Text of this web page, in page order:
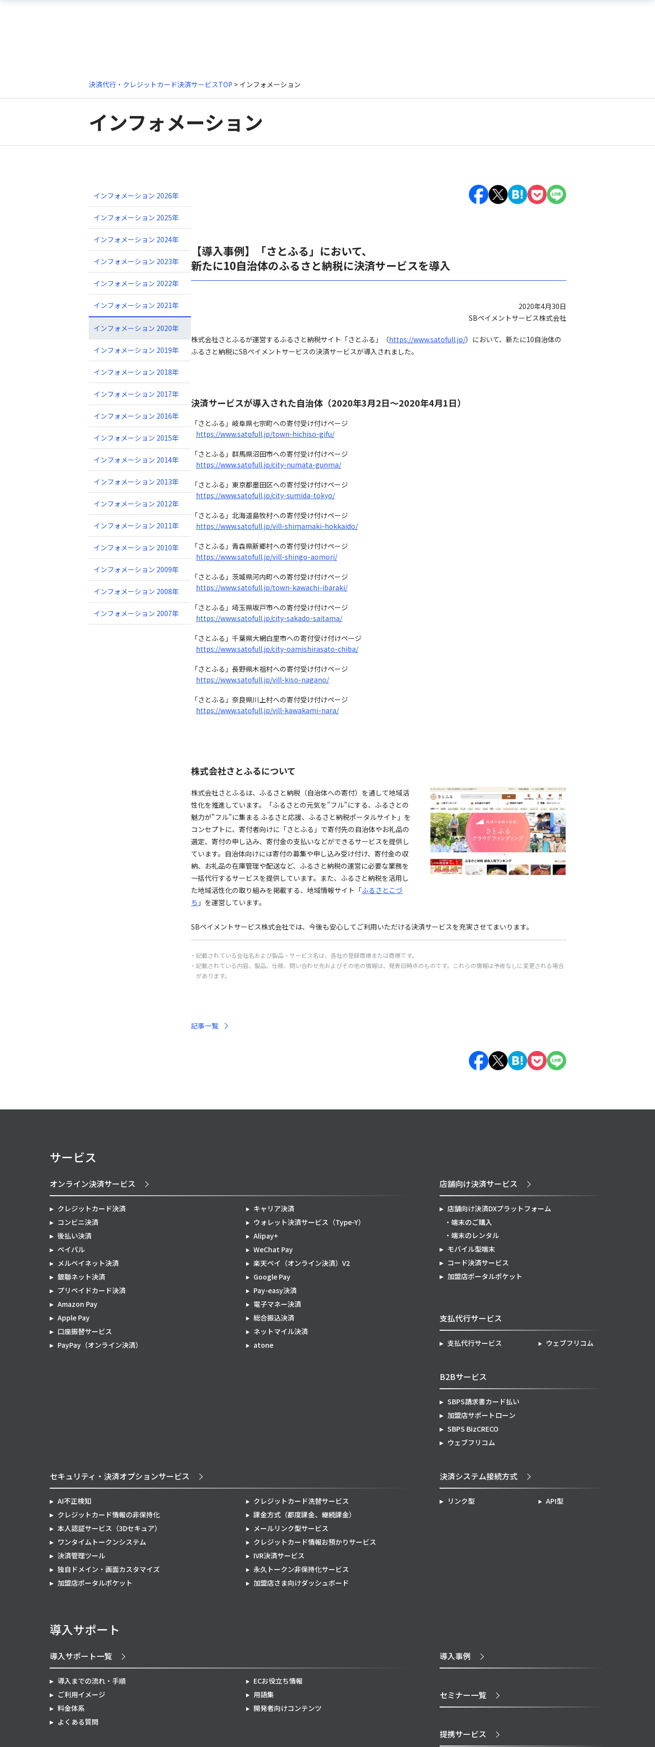
決済代行・クレジットカード決済サービスTOP > インフォメーション
インフォメーション
【導入事例】「さとふる」において、
新たに10自治体のふるさと納税に決済サービスを導入
2020年4月30日
SBペイメントサービス株式会社
株式会社さとふるが運営するふるさと納税サイト「さとふる」（https://www.satofull.jp/）において、新たに10自治体の
ふるさと納税にSBペイメントサービスの決済サービスが導入されました。
決済サービスが導入された自治体（2020年3月2日～2020年4月1日）
「さとふる」岐阜県七宗町への寄付受け付けページ
https://www.satofull.jp/town-hichiso-gifu/
「さとふる」群馬県沼田市への寄付受け付けページ
https://www.satofull.jp/city-numata-gunma/
「さとふる」東京都墨田区への寄付受け付けページ
https://www.satofull.jp/city-sumida-tokyo/
「さとふる」北海道島牧村への寄付受け付けページ
https://www.satofull.jp/vill-shimamaki-hokkaido/
「さとふる」青森県新郷村への寄付受け付けページ
https://www.satofull.jp/vill-shingo-aomori/
「さとふる」茨城県河内町への寄付受け付けページ
https://www.satofull.jp/town-kawachi-ibaraki/
「さとふる」埼玉県坂戸市への寄付受け付けページ
https://www.satofull.jp/city-sakado-saitama/
「さとふる」千葉県大網白里市への寄付受け付けページ
https://www.satofull.jp/city-oamishirasato-chiba/
「さとふる」長野県木祖村への寄付受け付けページ
https://www.satofull.jp/vill-kiso-nagano/
「さとふる」奈良県川上村への寄付受け付けページ
https://www.satofull.jp/vill-kawakami-nara/
株式会社さとふるについて
株式会社さとふるは、ふるさと納税（自治体への寄付）を通して地域活
性化を推進しています。「ふるさとの元気を"フル"にする、ふるさとの
魅力が"フル"に集まる ふるさと応援、ふるさと納税ポータルサイト」を
コンセプトに、寄付者向けに「さとふる」で寄付先の自治体やお礼品の
選定、寄付の申し込み、寄付金の支払いなどができるサービスを提供し
ています。自治体向けには寄付の募集や申し込み受け付け、寄付金の収
納、お礼品の在庫管理や配送など、ふるさと納税の運営に必要な業務を
一括代行するサービスを提供しています。また、ふるさと納税を活用し
た地域活性化の取り組みを掲載する、地域情報サイト「ふるさとこづ
ち 」を運営しています。
SBペイメントサービス株式会社では、今後も安心してご利用いただける決済サービスを充実させてまいります。
記載されている会社名および製品・サービス名は、各社の登録商標または商標です。
記載されている内容、製品、仕様、問い合わせ先およびその他の情報は、発表日時点のものです。これらの情報は予告なしに変更される場合
があります。
記事一覧
インフォメーション 2026年
インフォメーション 2025年
インフォメーション 2024年
インフォメーション 2023年
インフォメーション 2022年
インフォメーション 2021年
インフォメーション 2020年
インフォメーション 2019年
インフォメーション 2018年
インフォメーション 2017年
インフォメーション 2016年
インフォメーション 2015年
インフォメーション 2014年
インフォメーション 2013年
インフォメーション 2012年
インフォメーション 2011年
インフォメーション 2010年
インフォメーション 2009年
インフォメーション 2008年
インフォメーション 2007年
サービス
オンライン決済サービス
クレジットカード決済
コンビニ決済
後払い決済
ペイパル
メルペイネット決済
銀聯ネット決済
プリペイドカード決済
Amazon Pay
Apple Pay
口座振替サービス
PayPay（オンライン決済）
キャリア決済
ウォレット決済サービス（Type-Y）
Alipay+
WeChat Pay
楽天ペイ（オンライン決済）V2
Google Pay
Pay-easy決済
電子マネー決済
総合振込決済
ネットマイル決済
atone
セキュリティ・決済オプションサービス
AI不正検知
クレジットカード情報の非保持化
本人認証サービス（3Dセキュア）
ワンタイムトークンシステム
決済管理ツール
独自ドメイン・画面カスタマイズ
加盟店ポータルポケット
クレジットカード洗替サービス
課金方式（都度課金、継続課金）
メールリンク型サービス
クレジットカード情報お預かりサービス
IVR決済サービス
永久トークン非保持化サービス
加盟店さま向けダッシュボード
店舗向け決済サービス
店舗向け決済DXプラットフォーム
端末のご購入
端末のレンタル
モバイル型端末
コード決済サービス
加盟店ポータルポケット
支払代行サービス
支払代行サービス ウェブフリコム
B2Bサービス
SBPS請求書カード払い
加盟店サポートローン
SBPS BizCRECO
ウェブフリコム
決済システム接続方式
リンク型 API型
導入サポート
導入サポート一覧
導入までの流れ・手順
ご利用イメージ
料金体系
よくある質問
ECお役立ち情報
用語集
開発者向けコンテンツ
導入事例
セミナー一覧
提携サービス